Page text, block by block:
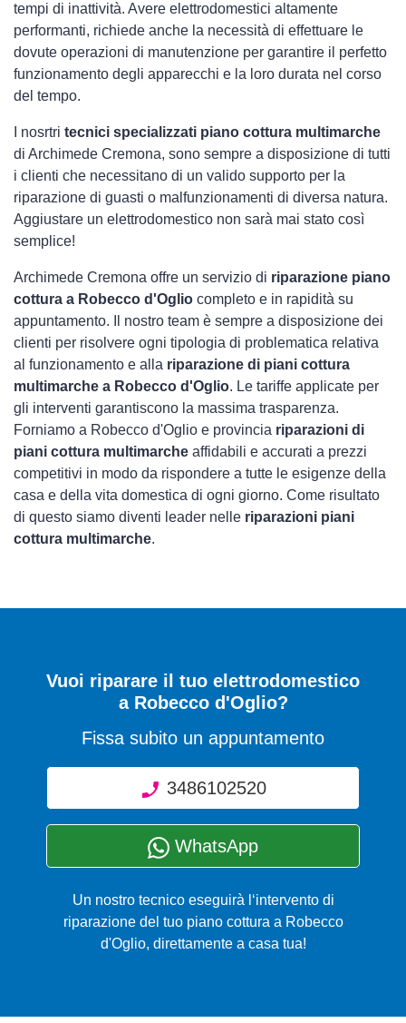
tempi di inattività. Avere elettrodomestici altamente
performanti, richiede anche la necessità di effettuare le
dovute operazioni di manutenzione per garantire il perfetto
funzionamento degli apparecchi e la loro durata nel corso
del tempo.
I nosrtri tecnici specializzati piano cottura multimarche
di Archimede Cremona, sono sempre a disposizione di tutti
i clienti che necessitano di un valido supporto per la
riparazione di guasti o malfunzionamenti di diversa natura.
Aggiustare un elettrodomestico non sarà mai stato così
semplice!
Archimede Cremona offre un servizio di riparazione piano
cottura a Robecco d'Oglio completo e in rapidità su
appuntamento. Il nostro team è sempre a disposizione dei
clienti per risolvere ogni tipologia di problematica relativa
al funzionamento e alla riparazione di piani cottura
multimarche a Robecco d'Oglio. Le tariffe applicate per
gli interventi garantiscono la massima trasparenza.
Forniamo a Robecco d'Oglio e provincia riparazioni di
piani cottura multimarche affidabili e accurati a prezzi
competitivi in modo da rispondere a tutte le esigenze della
casa e della vita domestica di ogni giorno. Come risultato
di questo siamo diventi leader nelle riparazioni piani
cottura multimarche.
Vuoi riparare il tuo elettrodomestico
a Robecco d'Oglio?
Fissa subito un appuntamento
3486102520
WhatsApp
Un nostro tecnico eseguirà l‘intervento di
riparazione del tuo piano cottura a Robecco
d'Oglio, direttamente a casa tua!